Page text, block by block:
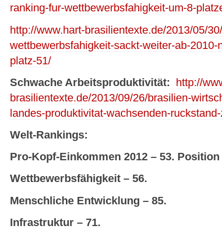
ranking-fur-wettbewerbsfahigkeit-um-8-
http://www.hart-brasilientexte.de/2013/05/
wettbewerbsfahigkeit-sackt-weiter-ab-
platz-51/
Schwache Arbeitsproduktivität:
http://
brasilientexte.de/2013/09/26/brasilien-
landes-produktivitat-wachsenden-
Welt-Rankings:
Pro-Kopf-Einkommen 2012 – 53. Position
Wettbewerbsfähigkeit – 56.
Menschliche Entwicklung – 85.
Infrastruktur – 71.